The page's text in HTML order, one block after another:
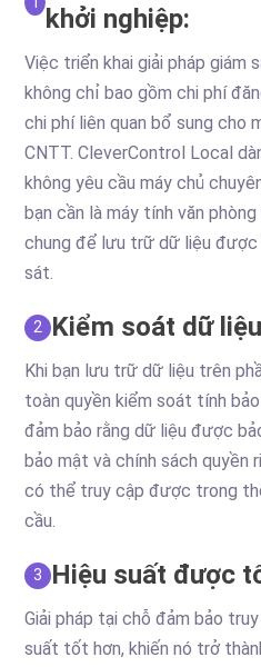
khởi nghiệp:
Việc triển khai giải pháp giám
không chỉ bao gồm chi phí
chi phí liên quan bổ sung cho
CNTT. CleverControl Local
không yêu cầu máy chủ
bạn cần là máy tính văn
chung để lưu trữ dữ liệu
sát.
2 Kiểm soát dữ
Khi bạn lưu trữ dữ liệu trên
toàn quyền kiểm soát tính
đảm bảo rằng dữ liệu được
bảo mật và chính sách quyền
có thể truy cập được trong
cầu.
3 Hiệu suất được
Giải pháp tại chỗ đảm bảo
suất tốt hơn, khiến nó trở